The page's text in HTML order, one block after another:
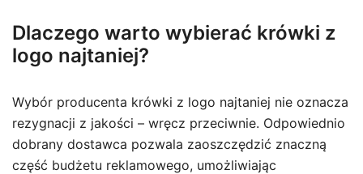
Dlaczego warto wybierać krówki z
logo najtaniej?
Wybór producenta krówki z logo najtaniej nie oznacza
rezygnacji z jakości – wręcz przeciwnie. Odpowiednio
dobrany dostawca pozwala zaoszczędzić znaczną
część budżetu reklamowego, umożliwiając